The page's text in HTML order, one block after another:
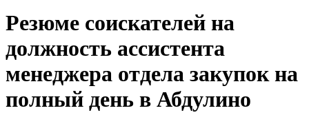
Резюме соискателей на
должность ассистента
менеджера отдела закупок на
полный день в Абдулино